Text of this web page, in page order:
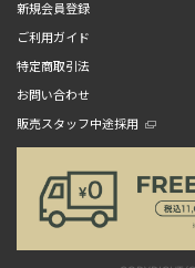
新規会員登録
ご利用ガイド
特定商取引法
お問い合わせ
販売スタッフ中途採用